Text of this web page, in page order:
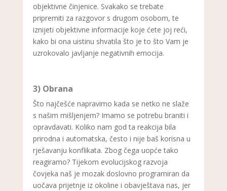
objektivne činjenice. Svakako se trebate
pripremiti za razgovor s drugom osobom, te
iznijeti objektivne informacije koje ćete joj reći,
kako bi ona uistinu shvatila što je to što Vam je
uzrokovalo javljanje negativnih emocija.
3) Obrana
Što najčešće napravimo kada se netko ne slaže
s našim mišljenjem? Imamo se potrebu braniti i
opravdavati. Koliko nam god ta reakcija bila
prirodna i automatska, često i nije baš korisna u
rješavanju konflikata. Zbog čega uopće tako
reagiramo? Tijekom evolucijskog razvoja
čovjeka naš je mozak doslovno programiran da
uočava prijetnje iz okoline i obavještava nas, jer